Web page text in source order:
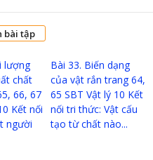
bài tập
lượng
chất
66, 67
Kết nối
người
Bài 33. Biến dạng
của vật rắn trang 64,
65 SBT Vật lý 10 Kết
nối tri thức: Vật cấu
tạo từ chất nào...